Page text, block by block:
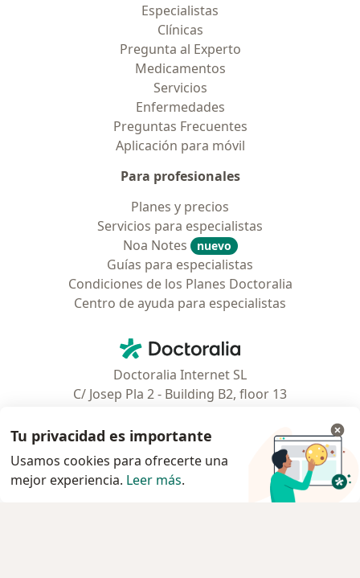
Especialistas
Clínicas
Pregunta al Experto
Medicamentos
Servicios
Enfermedades
Preguntas Frecuentes
Aplicación para móvil
Para profesionales
Planes y precios
Servicios para especialistas
Noa Notes
nuevo
Guías para especialistas
Condiciones de los Planes Doctoralia
Centro de ayuda para especialistas
Doctoralia - Página de inicio
Doctoralia Internet SL
C/ Josep Pla 2 - Building B2, floor 13
Facebook
se abre en una nueva
Tu privacidad es importante
Usamos cookies para ofrecerte una
mejor experiencia. Leer más.